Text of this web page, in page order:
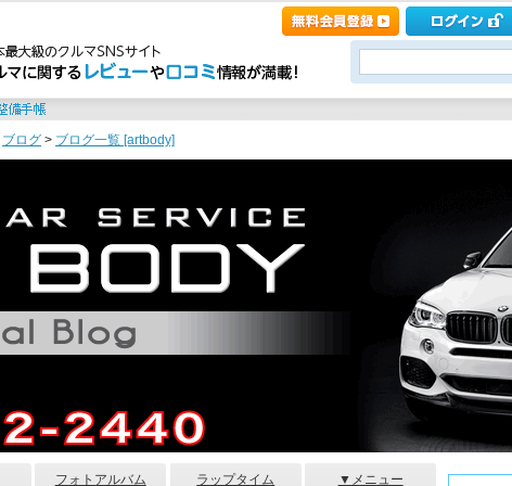
ブログ > ブログ一覧 [artbody]
フォトアルバム ラップタイム ▼メニュー